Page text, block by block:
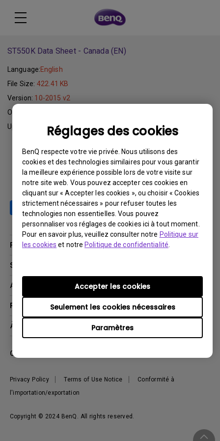
Réglages des cookies
BenQ respecte votre vie privée. Nous utilisons des
cookies et des technologies similaires pour vous garantir
la meilleure expérience possible lors de votre visite sur
notre site web. Vous pouvez accepter ces cookies en
cliquant sur « Accepter les cookies », ou choisir « Cookies
strictement nécessaires » pour refuser toutes les
technologies non essentielles. Vous pouvez
personnaliser vos réglages de cookies ici à tout moment.
Pour en savoir plus, veuillez consulter notre Politique sur
les cookies et notrePolitique de confidentialité
Paramètres
Seulement les cookies nécessaires
Accepter les cookies
ST550K Data Sheet - Canada (EN)
Language:English
File Size:422.41 KB
Version: 10-2015 v2
Operating System:
Update:
2015-11-04
Download
Produits
Moniteurs
Solutions
Assistance Technique
Contactez-nous
Download Search
Ressources
Deal Registration
À propos de BenQ
Développement durable
Copyright © 2024 BenQ. All rights reserved.
Privacy Policy Terms of Use Notice
Conformité à
l'importation/exportation
Canada - Français